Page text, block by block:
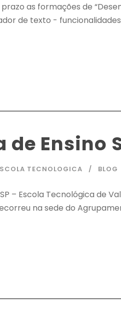
as formações de
de texto -
de Ensino
TECNOLOGICA BLOG
– Escola Tecnológica de
na sede do